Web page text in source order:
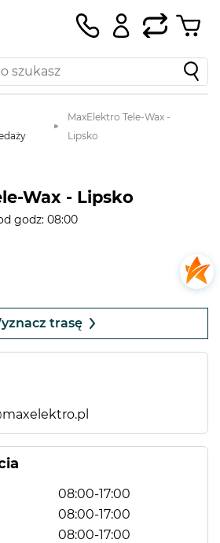
MaxElektro Tele-Wax -
Lipsko
Wax - Lipsko
godz: 08:00
08:00-17:00
08:00-17:00
08:00-17:00
contributors
trasę